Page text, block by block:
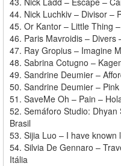
44. Nick Luchkiv – Divisor –
45. Or Kantor – Little Thing
46. Paris Mavroidis – Divers
47. Ray Gropius – Imagine
48. Sabrina Cotugno –
49. Sandrine Deumier –
50. Sandrine Deumier –
51. SaveMe Oh – Pain –
52. Semáforo Studio:
Brasil
53. Sijia Luo – I have known
54. Silvia De Gennaro –
Itália